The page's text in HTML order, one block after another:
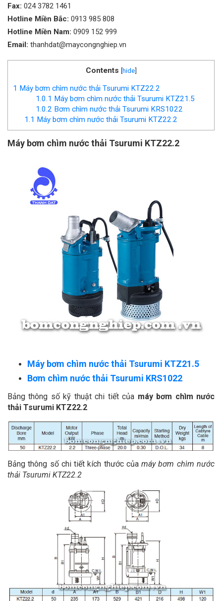
Fax: 024 3782 1461
Hotline Miền Bắc: 0913 985 808
Hotline Miền Nam: 0909 152 999
Email: thanhdat@maycongnghiep.vn
Contents [hide]
1 Máy bơm chìm nước thải Tsurumi KTZ22.2
1.0.1 Máy bơm chìm nước thải Tsurumi KTZ21.5
1.0.2 Bơm chìm nước thải Tsurumi KRS1022
1.1 Máy bơm chìm nước thải Tsurumi KTZ22.2
Máy bơm chìm nước thải Tsurumi KTZ22.2
Máy bơm chìm nước thải Tsurumi KTZ21.5
Bơm chìm nước thải Tsurumi KRS1022
Bảng thông số kỹ thuật chi tiết của máy bơm chìm nước
thải Tsurumi KTZ22.2
Bảng thông số chi tiết kích thước củamáy bơm chìm nước
thải Tsurumi KTZ22.2